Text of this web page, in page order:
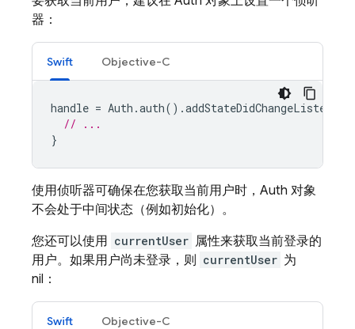
器：
Swift Objective-C
handle = Auth .auth().addStateDidChangeListener
// ...
}
使用侦听器可确保在您获取当前用户时，Auth 对象
不会处于中间状态（例如初始化）。
您还可以使用 currentUser 属性来获取当前登录的
用户。如果用户尚未登录，则 currentUser 为
nil：
Swift Objective-C